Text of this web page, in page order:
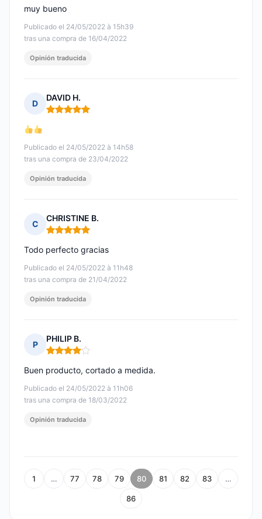
Publicado el 24/05/2022 à 15h39
tras una compra de 16/04/2022
muy bueno
Opinión traducida
D
DAVID H.
Nota: 5 de 5
Publicado el 24/05/2022 à 14h58
tras una compra de 23/04/2022
Opinión traducida
C
CHRISTINE B.
Nota: 5 de 5
Publicado el 24/05/2022 à 11h48
tras una compra de 21/04/2022
Todo perfecto gracias
Opinión traducida
P
PHILIP B.
Nota: 4 de 5
Publicado el 24/05/2022 à 11h06
tras una compra de 18/03/2022
Buen producto, cortado a medida.
Opinión traducida
1 … 77 78 79 80 81 82 83 …
86